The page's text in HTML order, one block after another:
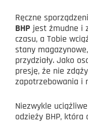
Ręczne
BHP jest żmudne i
czasu, a Tobie
stany
przydziały. Jako
presję, że nie
zapotrzebowania i
Niezwykle
odzieży BHP,